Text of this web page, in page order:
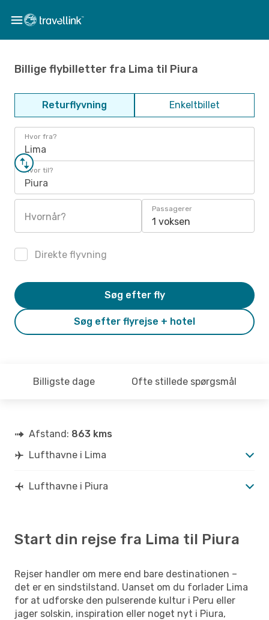
Billige flybilletter fra Lima til Piura
Returflyvning Enkeltbillet
Hvor fra?
Lima
Hvor til?
Piura
Hvornår?
Passagerer
1 voksen
Direkte flyvning
Søg efter flyrejse + hotel
Søg efter fly
Billigste dage Ofte stillede spørgsmål
Afstand: 863 kms
Lufthavne i Lima
Lufthavne i Piura
Start din rejse fra Lima til Piura
Rejser handler om mere end bare destinationen –
det er en sindstilstand. Uanset om du forlader Lima
for at udforske den pulserende kultur i Peru eller
jager solskin, inspiration eller noget nyt i Piura,